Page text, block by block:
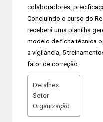
colaboradores,
Concluindo o curso do
receberá uma planilha
modelo de ficha técnica
a vigilância, 5
fator de correção.
Detalhes
Setor
Organização